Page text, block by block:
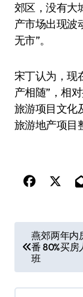
郊区，没有大
产市场出现波
无市”。
宋丁认为，现
产相随”，相
旅游项目文化
旅游地产项目
章
导
航
燕郊两年内
番 80%买房
班